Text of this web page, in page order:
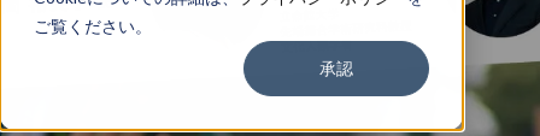
ご覧ください。
承認